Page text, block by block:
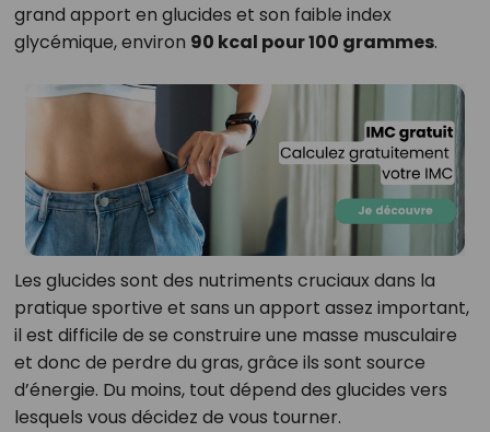
grand apport en glucides et son faible index
glycémique, environ 90 kcal pour 100 grammes.
Les glucides sont des nutriments cruciaux dans la
pratique sportive et sans un apport assez important,
il est difficile de se construire une masse musculaire
et donc de perdre du gras, grâce ils sont source
d’énergie. Du moins, tout dépend des glucides vers
lesquels vous décidez de vous tourner.